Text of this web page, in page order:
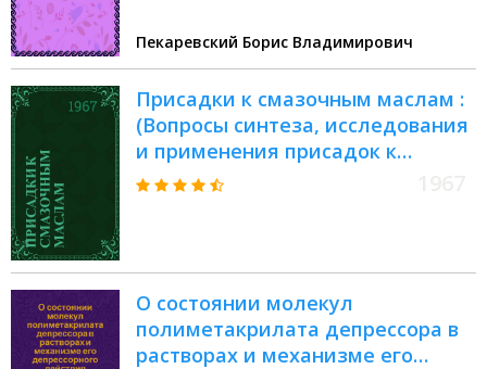
соиск. учен. степ. к.х.н. : Спец.
05.17.04
Пекаревский Борис Владимирович
Присадки к смазочным маслам :
(Вопросы синтеза, исследования
и применения присадок к
маслам. топливам и
О состоянии молекул
полиметакрилата депрессора в
растворах и механизме его